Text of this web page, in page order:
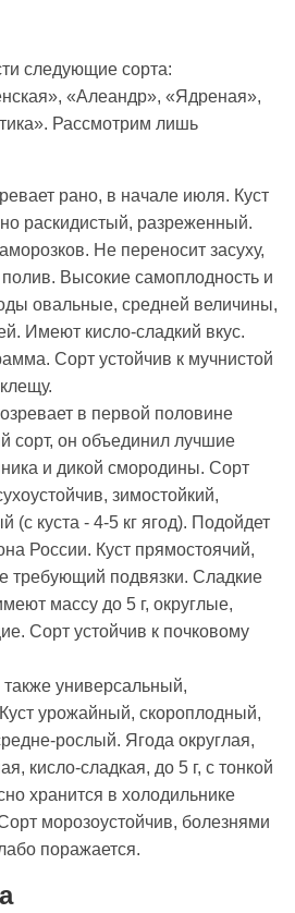
следующие сорта:
«Алеандр», «Ядреная»,
Рассмотрим лишь
рано, в начале июля. Куст
раскидистый, разреженный.
Не переносит засуху,
Высокие самоплодность и
овальные, средней величины,
Имеют кисло-сладкий вкус.
Сорт устойчив к мучнистой
в первой половине
сорт, он объединил лучшие
и дикой смородины. Сорт
зимостойкий,
(с куста - 4-5 кг ягод). Подойдет
России. Куст прямостоячий,
требующий подвязки. Сладкие
массу до 5 г, округлые,
Сорт устойчив к почковому
универсальный,
урожайный, скороплодный,
рослый. Ягода округлая,
кисло-сладкая, до 5 г, с тонкой
хранится в холодильнике
морозоустойчив, болезнями
поражается.